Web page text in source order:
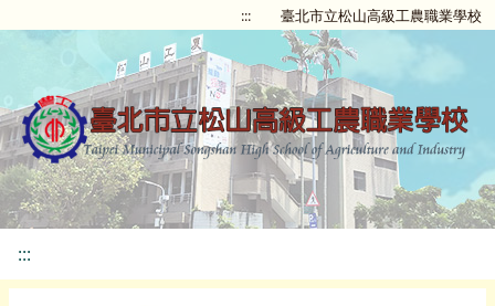
::: 臺北市立松山高級工農職業學校
:::